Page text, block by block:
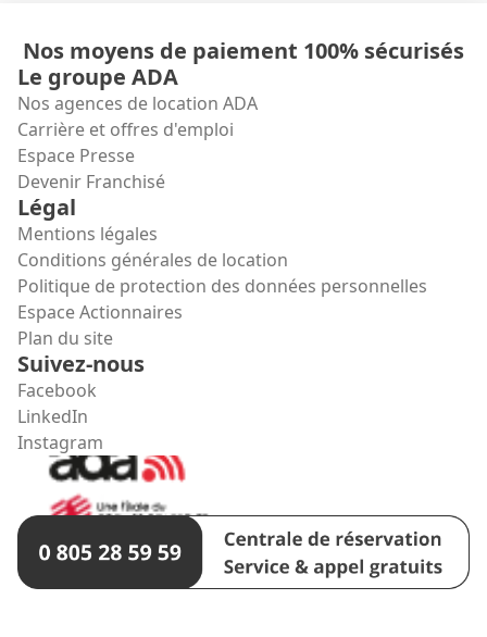
Nos moyens de paiement 100% sécurisés
Le groupe ADA
Nos agences de location ADA
Carrière et offres d'emploi
Espace Presse
Devenir Franchisé
Légal
Mentions légales
Conditions générales de location
Politique de protection des données personnelles
Espace Actionnaires
Plan du site
Suivez-nous
Facebook
LinkedIn
Instagram